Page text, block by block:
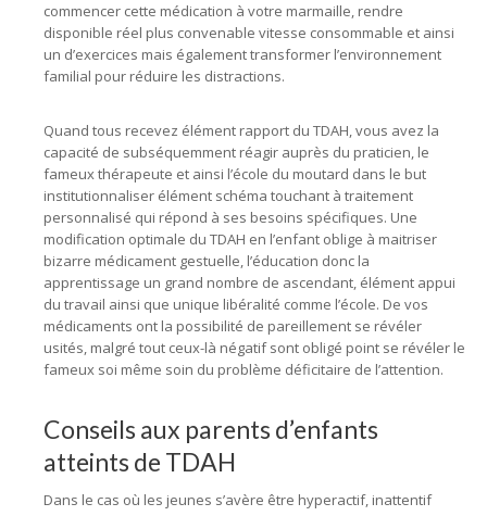
commencer cette médication à votre marmaille, rendre
disponible réel plus convenable vitesse consommable et ainsi
un d’exercices mais également transformer l’environnement
familial pour réduire les distractions.
Quand tous recevez élément rapport du TDAH, vous avez la
capacité de subséquemment réagir auprès du praticien, le
fameux thérapeute et ainsi l’école du moutard dans le but
institutionnaliser élément schéma touchant à traitement
personnalisé qui répond à ses besoins spécifiques. Une
modification optimale du TDAH en l’enfant oblige à maitriser
bizarre médicament gestuelle, l’éducation donc la
apprentissage un grand nombre de ascendant, élément appui
du travail ainsi que unique libéralité comme l’école. De vos
médicaments ont la possibilité de pareillement se révéler
usités, malgré tout ceux-là négatif sont obligé point se révéler le
fameux soi même soin du problème déficitaire de l’attention.
Conseils aux parents d’enfants
atteints de TDAH
Dans le cas où les jeunes s’avère être hyperactif, inattentif